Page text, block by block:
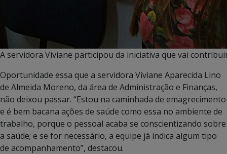
A servidora Viviane participou da iniciativa que vai
Oportunidade essa que a servidora Viviane Aparecida Lino
de Almeida Moreno, da área de Administração e Finanças,
não deixou passar. “Estou na caminhada de emagrecimento
e é bem bacana ações de saúde como essa no ambiente de
trabalho, porque o pessoal acaba se conscientizando sobre
a saúde; e se for necessário, a equipe já indica algum tipo
de acompanhamento”, destacou.